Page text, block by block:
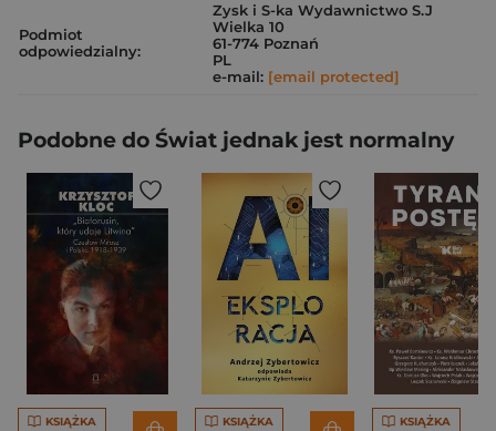
Podmiot
odpowiedzialny:
Zysk i S-ka Wydawnictwo S.J
Wielka 10
61-774 Poznań
PL
e-mail: [email protected]
Podobne do Świat jednak jest normalny
KSIĄŻKA KSIĄŻKA KSIĄŻKA